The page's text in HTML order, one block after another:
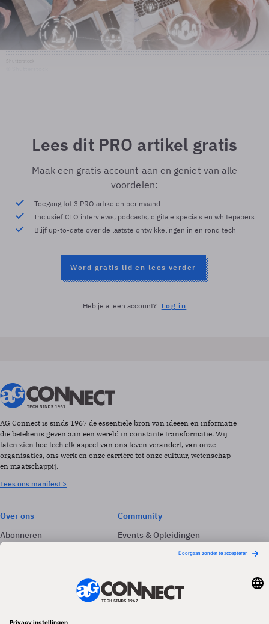
Lees dit PRO artikel gratis
Maak een gratis account aan en geniet van alle
voordelen:
Toegang tot 3 PRO artikelen per maand
Inclusief CTO interviews, podcasts, digitale specials en whitepapers
Blijf up-to-date over de laatste ontwikkelingen in en rond tech
Word gratis lid en lees verder
Heb je al een account? Log in
AG Connect is sinds 1967 de essentiële bron van ideeën en informatie
die betekenis geven aan een wereld in constante transformatie. Wij
laten zien hoe tech elk aspect van ons leven verandert, van onze
organisaties, ons werk en onze carrière tot onze cultuur, wetenschap
en maatschappij.
Lees ons manifest >
Over ons
Abonneren
Adverteren
Community
Events & Opleidingen